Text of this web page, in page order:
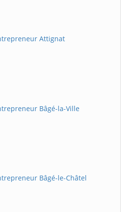
Attignat
Bâgé-la-Ville
Bâgé-le-Châtel